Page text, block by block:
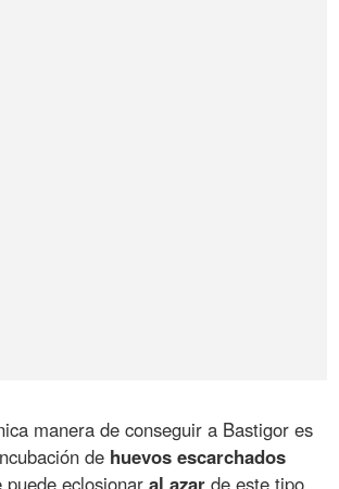
manera de conseguir a Bastigor es
de huevos escarchados